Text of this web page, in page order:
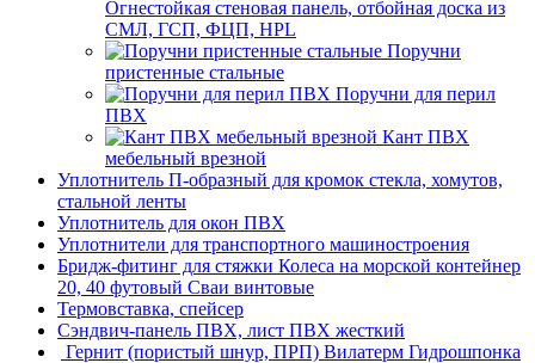
Огнестойкая стеновая панель, отбойная доска из
СМЛ, ГСП, ФЦП, HPL
Поручни
пристенные стальные
Поручни для перил
ПВХ
Кант ПВХ
мебельный врезной
Уплотнитель П-образный для кромок стекла, хомутов,
стальной ленты
Уплотнитель для окон ПВХ
Уплотнители для транспортного машиностроения
Бридж-фитинг для стяжки Колеса на морской контейнер
20, 40 футовый Сваи винтовые
Термовставка, спейсер
Сэндвич-панель ПВХ, лист ПВХ жесткий
Гернит (пористый шнур, ПРП) Вилатерм Гидрошпонка